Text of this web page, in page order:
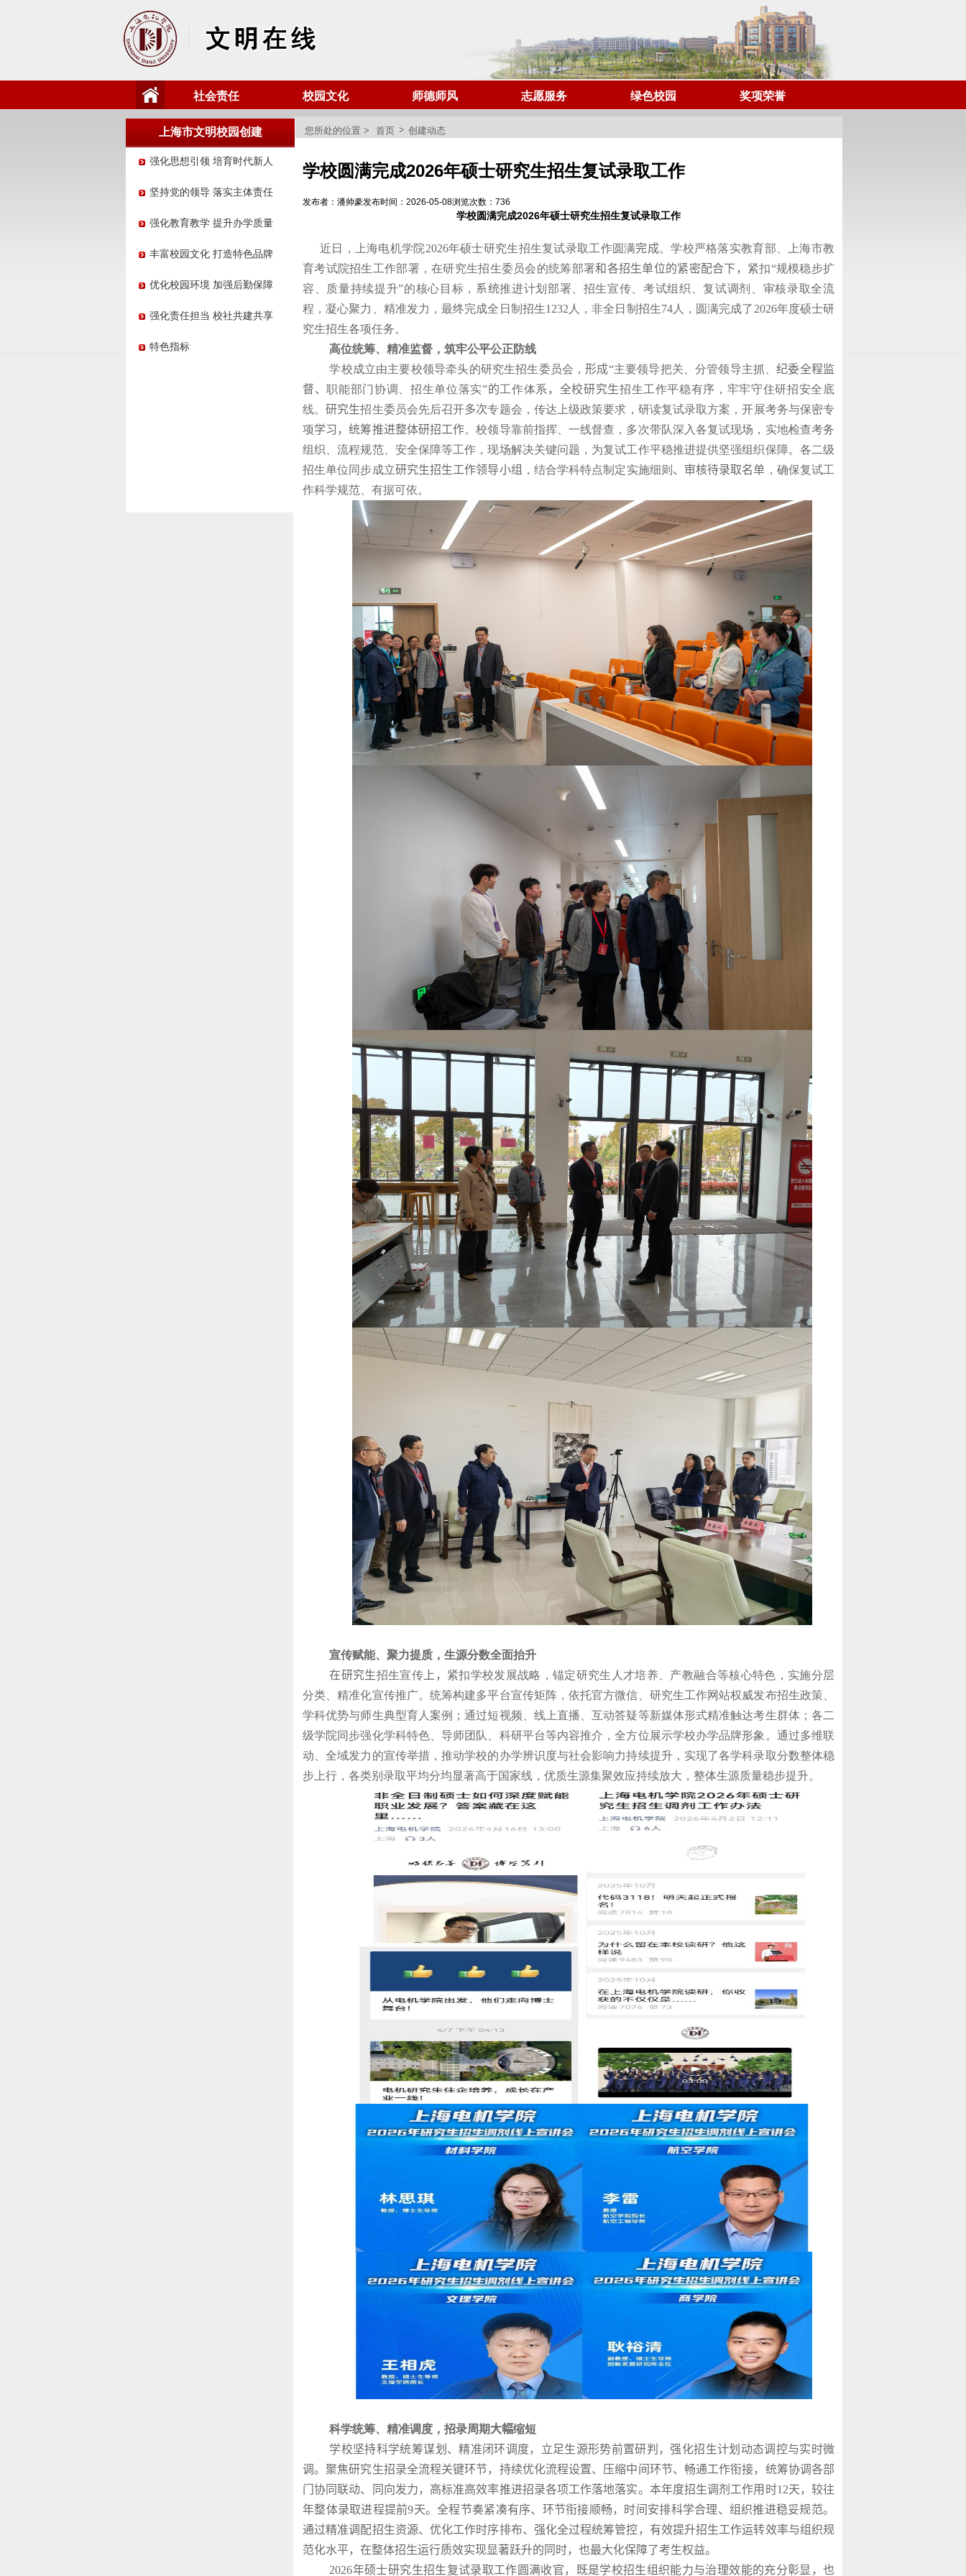
上海市文明校园创建
强化思想引领 培育时代新人
坚持党的领导 落实主体责任
强化教育教学 提升办学质量
丰富校园文化 打造特色品牌
优化校园环境 加强后勤保障
强化责任担当 校社共建共享
特色指标
学校圆满完成2026年硕士研究生招生复试录取工作
发布者：潘帅豪发布时间：2026-05-08浏览次数： 736
学校圆满完成2026年硕士研究生招生复试录取工作
近日，上海电机学院2026年硕士研究生招生复试录取工作圆满完成。学校严格落实教育部、上海市教
育考试院招生工作部署，在研究生招生委员会的统筹部署和各招生单位的紧密配合下， 紧扣“规模稳步扩
容、质量持续提升”的核心目标， 系统推进计划部署、招生宣传、考试组织、复试调剂、审核录取全流
程，凝心聚力、精准发力，最终完成全日制招生1232 人，非全日制招生74人，圆满完成了 2026年度硕士研
究生招生各项任务。
高位统筹、精准监督，筑牢公平公正防线
学校成立由主要校领导牵头的研究生招生委员会，形成“主要领导把关、分管领导主抓、纪委全程监
督、职能部门协调、招生单位落实”的工作体系 ， 全校研究生招生工作平稳有序，牢牢守住研招安全底
线。研究生招生委员会先后召开多次专题会，传达上级政策要求，研读复试录取方案，开展考务与保密专
项学习，统筹推进整体研招工作。校领导靠前指挥、一线督查，多次带队深入各复试现场，实地检查考务
组织、流程规范、安全保障等工作，现场解决关键问题，为复试工作平稳推进提供坚强组织保障。各二级
招生单位同步成立研究生招生工作领导小组 ，结合学科特点制定实施细则 、 审核待录取名单 ，确保复试工
作科学规范、有据可依。
宣传赋能、聚力提质，生源分数全面抬升
在研究生招生宣传 上， 紧扣学校发展战略，锚定研究生人才培养、产教融合等核心特色，实施分层
分类、精准化宣传推广。统筹构建多平台宣传矩阵，依托官方微信、研究生工作网站权威发布招生政策、
学科优势与师生典型育人案例；通过短视频、线上直播、互动答疑等新媒体形式精准触达考生群体；各二
级学院同步强化学科特色、导师团队、科研平台等内容推介，全方位展示学校办学品牌形象。通过多维联
动、全域发力的宣传举措，推动学校的办学辨识度与社会影响力持续提升，实现了各学科录取分数整体稳
步上行，各类别录取平均分均显著高于国家线，优质生源集聚效应持续放大，整体生源质量稳步提升。
科学统筹、精准调度，招录周期大幅缩短
学校坚持科学统筹谋划、精准闭环调度，立足生源形势前置研判，强化招生计划动态调控与实时微
调。聚焦研究生招录全流程关键环节，持续优化流程设置、压缩中间环节、畅通工作衔接，统筹协调各部
门协同联动、同向发力，高标准高效率推进招录各项工作落地落实。本年度招生调剂工作用时12天，较往
年整体录取进程提前9天。全程节奏紧凑有序、环节衔接顺畅，时间安排科学合理、组织推进稳妥规范。
通过精准调配招生资源、优化工作时序排布、强化全过程统筹管控，有效提升招生工作运转效率与组织规
范化水平，在整体招生运行质效实现显著跃升的同时，也最大化保障了考生权益。
2026年硕士研究生招生复试录取工作圆满收官，既是学校招生组织能力与治理效能的充分彰显，也
社会责任 校园文化 师德师风 志愿服务 绿色校园 奖项荣誉
您所处的位置 > 首页 创建动态